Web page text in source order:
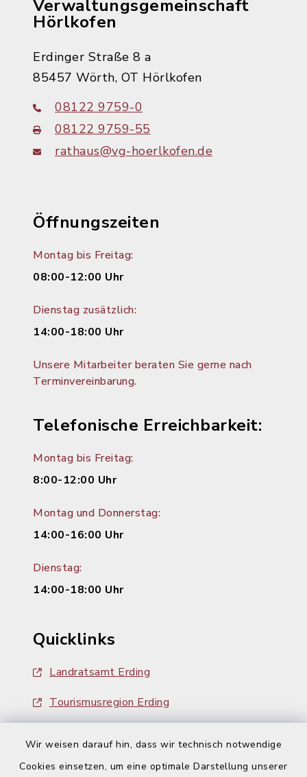
Wir weisen darauf hin, dass wir technisch notwendige
Cookies einsetzen, um eine optimale Darstellung unserer
Verwaltungsgemeinschaft
Hörlkofen
Erdinger Straße 8 a
85457 Wörth, OT Hörlkofen
08122 9759-0
08122 9759-55
rathaus@vg-hoerlkofen.de
Öffnungszeiten
Montag bis Freitag:
08:00-12:00 Uhr
Dienstag zusätzlich:
14:00-18:00 Uhr
Unsere Mitarbeiter beraten Sie gerne nach
Terminvereinbarung.
Telefonische Erreichbarkeit:
Montag bis Freitag:
8:00-12:00 Uhr
Montag und Donnerstag:
14:00-16:00 Uhr
Dienstag:
14:00-18:00 Uhr
Quicklinks
Landratsamt Erding
Tourismusregion Erding